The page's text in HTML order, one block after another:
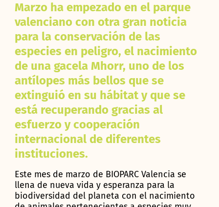
Marzo ha empezado en el parque
valenciano con otra gran noticia
para la conservación de las
especies en peligro, el nacimiento
de una gacela Mhorr, uno de los
antílopes más bellos que se
extinguió en su hábitat y que se
está recuperando gracias al
esfuerzo y cooperación
internacional de diferentes
instituciones.
Este mes de marzo de BIOPARC Valencia se
llena de nueva vida y esperanza para la
biodiversidad del planeta con el nacimiento